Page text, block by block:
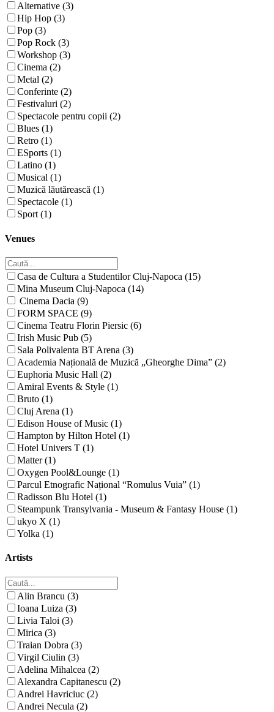
Alternative (3)
Hip Hop (3)
Pop (3)
Pop Rock (3)
Workshop (3)
Cinema (2)
Metal (2)
Conferinte (2)
Festivaluri (2)
Spectacole pentru copii (2)
Blues (1)
Retro (1)
ESports (1)
Latino (1)
Musical (1)
Muzică lăutărească (1)
Spectacole (1)
Sport (1)
Venues
Casa de Cultura a Studentilor Cluj-Napoca (15)
Mina Museum Cluj-Napoca (14)
Cinema Dacia (9)
FORM SPACE (9)
Cinema Teatru Florin Piersic (6)
Irish Music Pub (5)
Sala Polivalenta BT Arena (3)
Academia Națională de Muzică „Gheorghe Dima” (2)
Euphoria Music Hall (2)
Amiral Events & Style (1)
Bruto (1)
Cluj Arena (1)
Edison House of Music (1)
Hampton by Hilton Hotel (1)
Hotel Univers T (1)
Matter (1)
Oxygen Pool&Lounge (1)
Parcul Etnografic Național “Romulus Vuia” (1)
Radisson Blu Hotel (1)
Steampunk Transylvania - Museum & Fantasy House (1)
ukyo X (1)
Yolka (1)
Artists
Alin Brancu (3)
Ioana Luiza (3)
Livia Taloi (3)
Mirica (3)
Traian Dobra (3)
Virgil Ciulin (3)
Adelina Mihalcea (2)
Alexandra Capitanescu (2)
Andrei Havriciuc (2)
Andrei Necula (2)